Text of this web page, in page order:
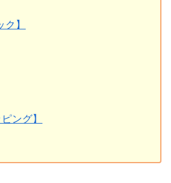
ク】
ング】